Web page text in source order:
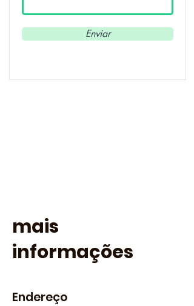
Enviar
mais
informações
Endereço